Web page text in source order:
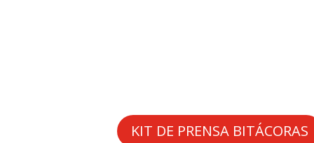
KIT DE PRENSA BITÁCORAS